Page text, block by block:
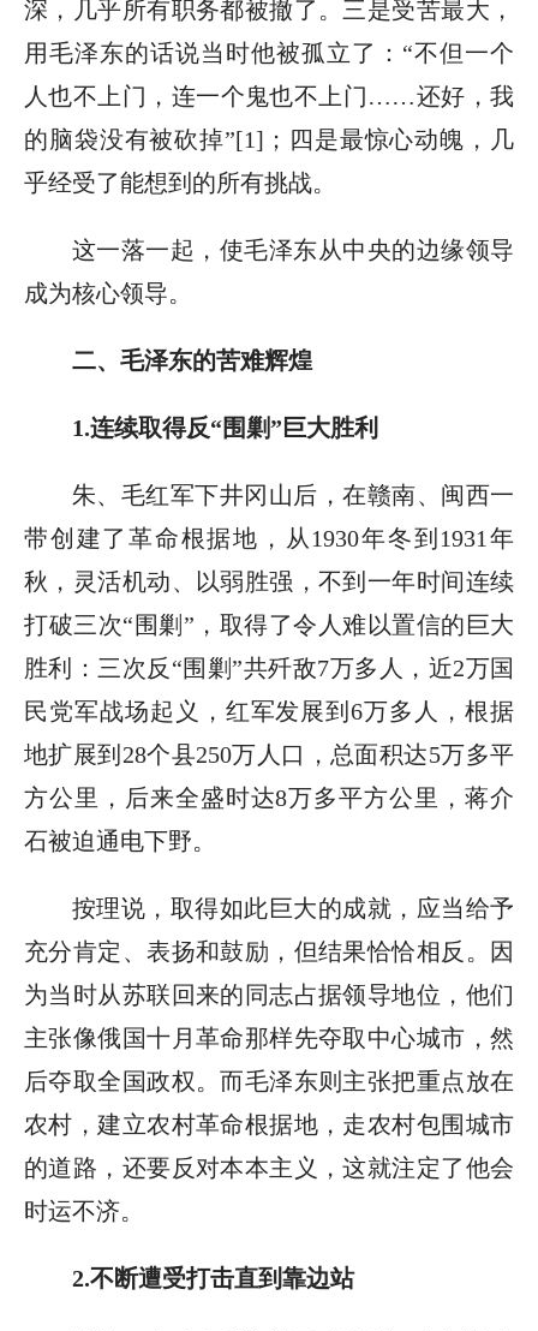
深，几乎所有职务都被撤了。三是受苦最大，
用毛泽东的话说当时他被孤立了：“不但一个
人也不上门，连一个鬼也不上门……还好，我
的脑袋没有被砍掉”[1]；四是最惊心动魄，几
乎经受了能想到的所有挑战。
这一落一起，使毛泽东从中央的边缘领导
成为核心领导。
二、毛泽东的苦难辉煌
1.连续取得反“围剿”巨大胜利
朱、毛红军下井冈山后，在赣南、闽西一
带创建了革命根据地，从1930年冬到1931年
秋，灵活机动、以弱胜强，不到一年时间连续
打破三次“围剿”，取得了令人难以置信的巨大
胜利：三次反“围剿”共歼敌7万多人，近2万国
民党军战场起义，红军发展到6万多人，根据
地扩展到28个县250万人口，总面积达5万多平
方公里，后来全盛时达8万多平方公里，蒋介
石被迫通电下野。
按理说，取得如此巨大的成就，应当给予
充分肯定、表扬和鼓励，但结果恰恰相反。因
为当时从苏联回来的同志占据领导地位，他们
主张像俄国十月革命那样先夺取中心城市，然
后夺取全国政权。而毛泽东则主张把重点放在
农村，建立农村革命根据地，走农村包围城市
的道路，还要反对本本主义，这就注定了他会
时运不济。
2.不断遭受打击直到靠边站